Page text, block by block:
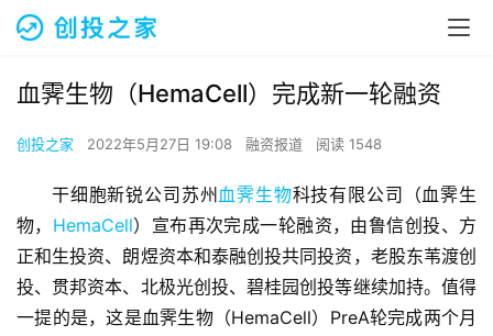
血霁生物（HemaCell）完成新一轮融资
创投之家 2022年5月27日 19:08 融资报道 阅读 1548
干细胞新锐公司苏州 血霁生物科技有限公司（血霁生
物， HemaCell）宣布再次完成一轮融资，由鲁信创投、方
正和生投资、朗煜资本和泰融创投共同投资，老股东苇渡创
投、贯邦资本、北极光创投、碧桂园创投等继续加持。值得
一提的是，这是血霁生物（HemaCell）PreA轮完成两个月